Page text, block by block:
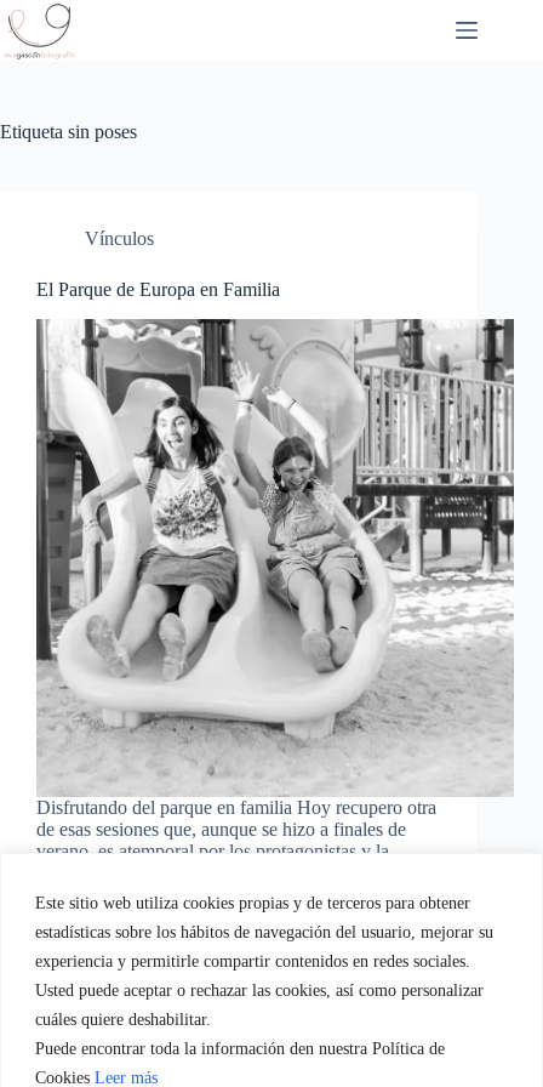
Este sitio web utiliza cookies propias y de terceros para obtener
estadísticas sobre los hábitos de navegación del usuario, mejorar su
experiencia y permitirle compartir contenidos en redes sociales.
Usted puede aceptar o rechazar las cookies, así como personalizar
cuáles quiere deshabilitar.
Puede encontrar toda la información den nuestra Política de
Cookies Leer más
Saltar
al
contenido
Etiqueta sin poses
Vínculos
El Parque de Europa en Familia
Disfrutando del parque en familia Hoy recupero otra
de esas sesiones que, aunque se hizo a finales de
verano, es atemporal por los protagonistas y la
en Torrejón de Ardoz donde contamos con
EvaGasconEquipo
01/10/2015
Quien soy Servicios empresa.
Servicios Familia
Blog
Regala-te Fotografia